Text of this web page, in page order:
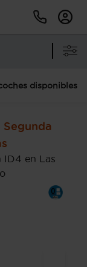
disponibles
ID4 en Las